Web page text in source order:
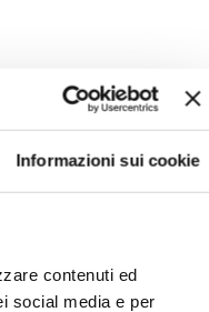
Informazioni sui cookie
contenuti ed
social media e per